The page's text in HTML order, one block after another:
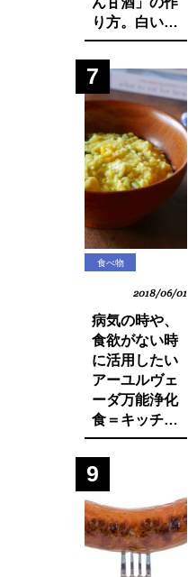
り方。白い食
材でカラダを
養おう。
7
食べ物
2018/06/01
病気の時や、
食欲がない時
に活用したい
アーユルヴェ
ーダ万能浄化
食＝キッチャ
リーの作り方
9